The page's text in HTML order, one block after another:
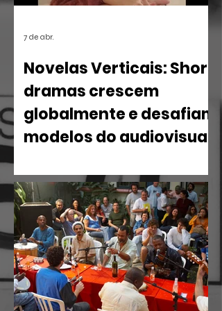
Novelas Verticais: Short
dramas crescem
globalmente e desafiam
modelos do audiovisual
em 2026 confirma uma tendência
irreversível: o espectador busca
narrativas ágeis, dramáticas e
estritamente verticais.
7 de abr.